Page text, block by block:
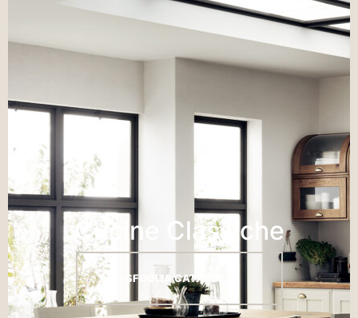
Cucine Classiche
SFOGLIA CATALOGO